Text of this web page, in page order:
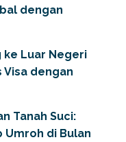
dengan
ke Luar Negeri
Visa dengan
Tanah Suci:
Umroh di Bulan